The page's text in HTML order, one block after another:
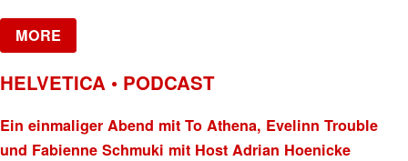
MORE
HELVETICA • PODCAST
Ein einmaliger Abend mit To Athena, Evelinn Trouble
und Fabienne Schmuki mit Host Adrian Hoenicke